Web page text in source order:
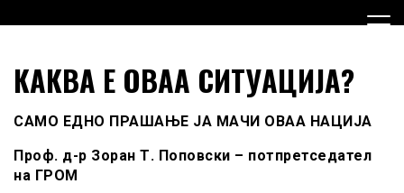
to
Граѓанска Опција за
Македонија
КАКВА Е ОВАА СИТУАЦИЈА?
САМО ЕДНО ПРАШАЊЕ ЈА МАЧИ ОВАА НАЦИЈА
Проф. д-р Зоран Т. Поповски – потпретседател
на ГРОМ